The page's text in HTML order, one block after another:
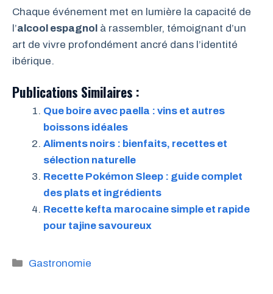
Chaque événement met en lumière la capacité de
l’alcool espagnol à rassembler, témoignant d’un
art de vivre profondément ancré dans l’identité
ibérique.
Publications Similaires :
Que boire avec paella : vins et autres
boissons idéales
Aliments noirs : bienfaits, recettes et
sélection naturelle
Recette Pokémon Sleep : guide complet
des plats et ingrédients
Recette kefta marocaine simple et rapide
pour tajine savoureux
Catégories
Gastronomie